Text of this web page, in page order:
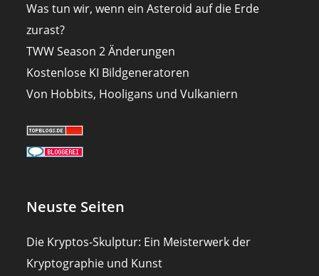
Was tun wir, wenn ein Asteroid auf die Erde
zurast?
TWW Season 2 Änderungen
Kostenlose KI Bildgeneratoren
Von Hobbits, Hooligans und Vulkaniern
Neuste Seiten
Die Kryptos-Skulptur: Ein Meisterwerk der
Kryptographie und Kunst